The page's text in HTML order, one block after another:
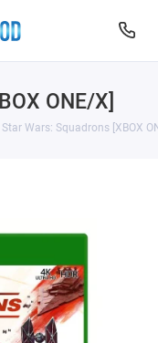
ONE/X]
Star Wars: Squadrons [XBOX